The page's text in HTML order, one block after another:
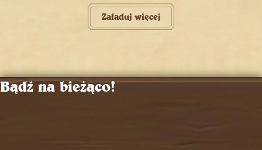
Załaduj więcej
Bądź na bieżąco!